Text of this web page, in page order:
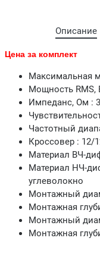
Описание
Цена за комплект
Максимальная
Мощность RMS,
Импеданс, Ом : 3
Частотный
Кроссовер : 12/
Материал ВЧ-
Материал НЧ-
углеволокно
Монтажный
Монтажная
Монтажный
Монтажная